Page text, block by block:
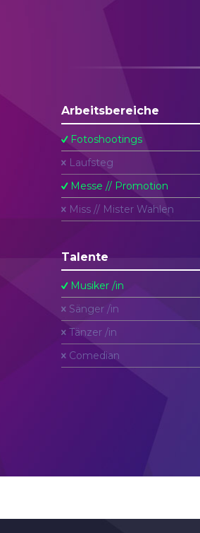
Arbeitsbereiche
Fotoshootings
Laufsteg
Messe // Promotion
Miss // Mister Wahlen
Talente
Musiker /in
Sänger /in
Tänzer /in
Comedian